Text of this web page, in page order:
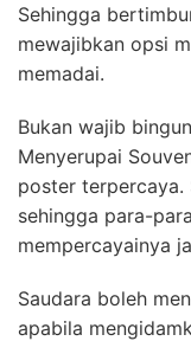
Sehingga
mewajibkan opsi
memadai.
Bukan wajib
Menyerupai
poster terpercaya.
sehingga para-
mempercayainya
Saudara boleh
apabila